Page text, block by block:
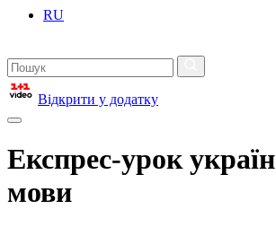
RU
Відкрити у додатку
Експрес-урок
мови